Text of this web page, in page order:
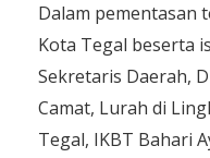
Dalam pementasan
Kota Tegal beserta
Sekretaris Daerah,
Camat, Lurah di
Tegal, IKBT Bahari